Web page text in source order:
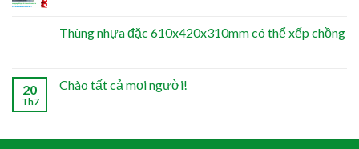
Thùng nhựa đặc 610x420x310mm có thể xếp chồng
20
Th7
Chào tất cả mọi người!